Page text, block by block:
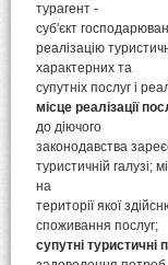
турагент -
суб'єкт
реалізацію
характерних та
супутніх послуг і
місце реалізації
до діючого
законодавства
туристичній галузі;
на
території якої
споживання послуг;
супутні туристичні